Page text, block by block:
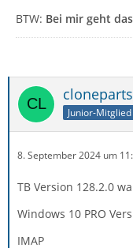
BTW: Bei mir geht
cloneparts
Junior-Mitglied
8. September 2024 um
TB Version 128.2.0
Windows 10 PRO
IMAP